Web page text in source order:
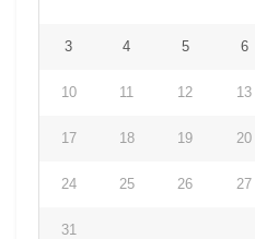
3 4 5 6
10 11 12 13
17 18 19 20
24 25 26 27
31